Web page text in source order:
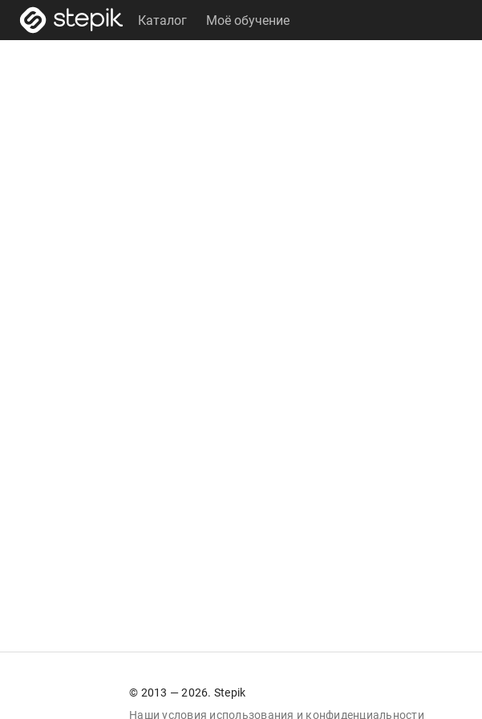
Каталог Моё обучение
© 2013 — 2026. Stepik
Наши условия использования и конфиденциальности